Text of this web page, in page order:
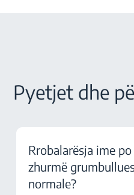
Pyetjet dhe
Rrobalarësja ime
zhurmë
normale?